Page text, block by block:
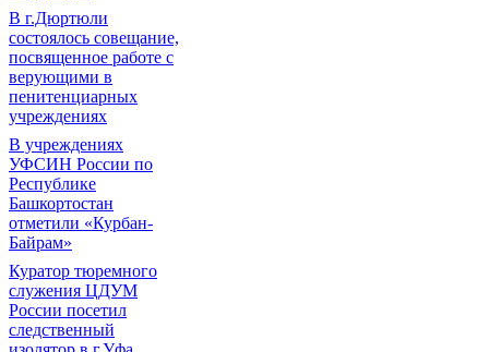
В г.Дюртюли
состоялось совещание,
посвященное работе с
верующими в
пенитенциарных
учреждениях
В учреждениях
УФСИН России по
Республике
Башкортостан
отметили «Курбан-
Байрам»
Куратор тюремного
служения ЦДУМ
России посетил
следственный